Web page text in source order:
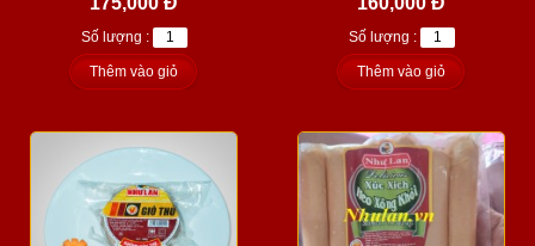
Số lượng :
Thêm vào giỏ
Số lượng :
Thêm vào giỏ